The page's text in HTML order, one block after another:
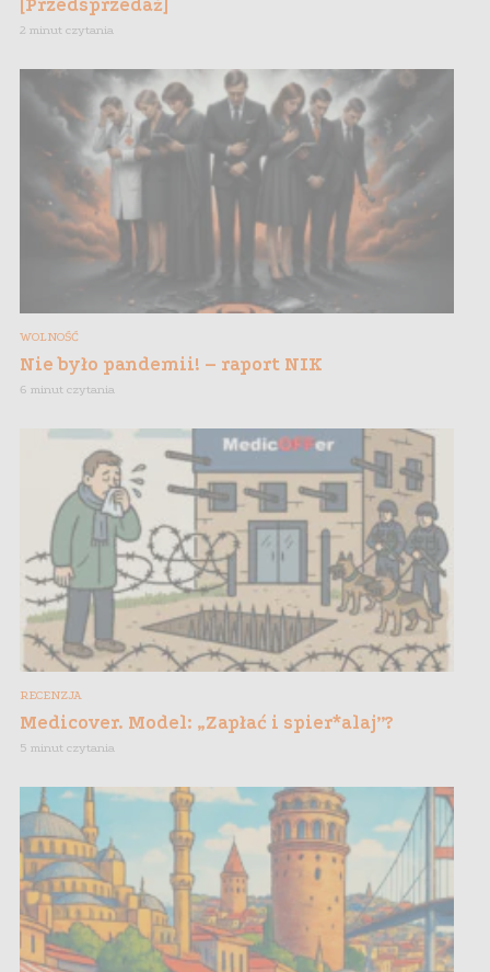
[Przedsprzedaż]
2 minut czytania
WOLNOŚĆ
Nie było pandemii! – raport NIK
6 minut czytania
RECENZJA
Medicover. Model: „Zapłać i spier*alaj”?
5 minut czytania